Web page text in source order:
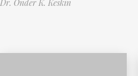
Dr. Önder K. Keskin